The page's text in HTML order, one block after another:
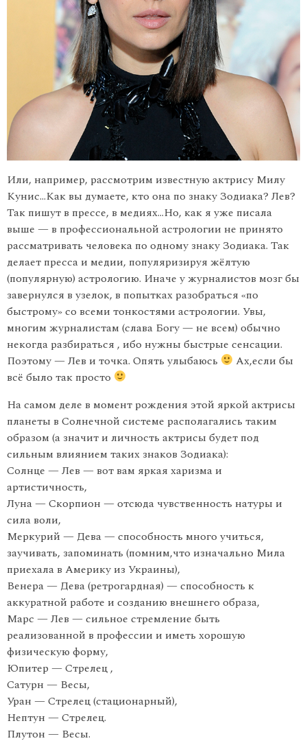
Или, например, рассмотрим известную актрису Милу
Кунис…Как вы думаете, кто она по знаку Зодиака? Лев?
Так пишут в прессе, в медиях…Но, как я уже писала
выше — в профессиональной астрологии не принято
рассматривать человека по одному знаку Зодиака. Так
делает пресса и медии, популяризируя жёлтую
(популярную) астрологию. Иначе у журналистов мозг бы
завернулся в узелок, в попытках разобраться «по
быстрому» со всеми тонкостями астрологии. Увы,
многим журналистам (слава Богу — не всем) обычно
некогда разбираться , ибо нужны быстрые сенсации.
Поэтому — Лев и точка. Опять улыбаюсь
Ах,если бы
всё было так просто
На самом деле в момент рождения этой яркой актрисы
планеты в Солнечной системе располагались таким
образом (а значит и личность актрисы будет под
сильным влиянием таких знаков Зодиака):
Солнце — Лев — вот вам яркая харизма и
артистичность,
Луна — Скорпион — отсюда чувственность натуры и
сила воли,
Меркурий — Дева — способность много учиться,
заучивать, запоминать (помним,что изначально Мила
приехала в Америку из Украины),
Венера — Дева (ретрогардная) — способность к
аккуратной работе и созданию внешнего образа,
Марс — Лев — сильное стремление быть
реализованной в профессии и иметь хорошую
физическую форму,
Юпитер — Стрелец ,
Сатурн — Весы,
Уран — Стрелец (стационарный),
Нептун — Стрелец.
Плутон — Весы.